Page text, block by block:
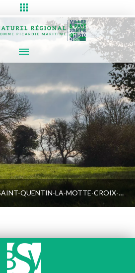
MAIS OÙ COURTIL ? – SAINT-QUENTIN-LA-MOTTE-CROIX-AU-BAILLY